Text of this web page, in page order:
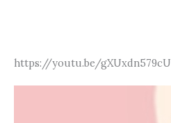
https://youtu.be/gXUxdn579cU